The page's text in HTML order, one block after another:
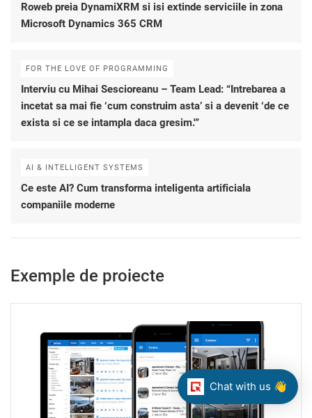
Roweb preia DynamiXRM si isi extinde serviciile in zona
Microsoft Dynamics 365 CRM
FOR THE LOVE OF PROGRAMMING
Interviu cu Mihai Sescioreanu – Team Lead: “Intrebarea a
incetat sa mai fie ‘cum construim asta’ si a devenit ‘de ce
exista si ce se intampla daca gresim.'”
AI & INTELLIGENT SYSTEMS
Ce este AI? Cum transforma inteligenta artificiala
companiile moderne
Exemple de proiecte
Chat with us 👋